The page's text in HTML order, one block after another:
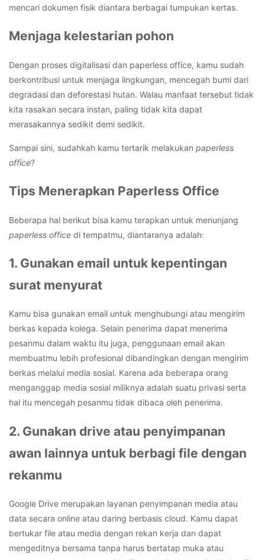
mencari dokumen fisik diantara berbagai tumpukan kertas.
Menjaga kelestarian pohon
Dengan proses digitalisasi dan paperless office, kamu sudah
berkontribusi untuk menjaga lingkungan, mencegah bumi dari
degradasi dan deforestasi hutan. Walau manfaat tersebut tidak
kita rasakan secara instan, paling tidak kita dapat
merasakannya sedikit demi sedikit.
Sampai sini, sudahkah kamu tertarik melakukan paperless
office?
Tips Menerapkan Paperless Office
Beberapa hal berikut bisa kamu terapkan untuk menunjang
paperless office di tempatmu, diantaranya adalah:
1. Gunakan email untuk kepentingan
surat menyurat
Kamu bisa gunakan email untuk menghubungi atau mengirim
berkas kepada kolega. Selain penerima dapat menerima
pesanmu dalam waktu itu juga, penggunaan email akan
membuatmu lebih profesional dibandingkan dengan mengirim
berkas melalui media sosial. Karena ada beberapa orang
menganggap media sosial miliknya adalah suatu privasi serta
hal itu mencegah pesanmu tidak dibaca oleh penerima.
2. Gunakan drive atau penyimpanan
awan lainnya untuk berbagi file dengan
rekanmu
Google Drive merupakan layanan penyimpanan media atau
data secara online atau daring berbasis cloud. Kamu dapat
bertukar file atau media dengan rekan kerja dan dapat
mengeditnya bersama tanpa harus bertatap muka atau